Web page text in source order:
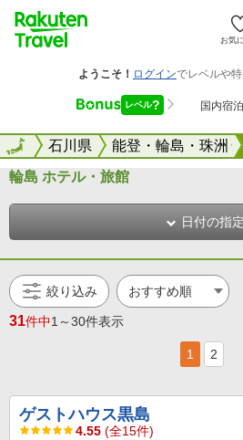
お気
全国石川県 能登・輪島・珠洲
全国
輪島 ホテル・旅館
日付の指定
絞り込み
31件中1～30件表示
1 2
ゲストハウス黒島
4.55 (全15件)